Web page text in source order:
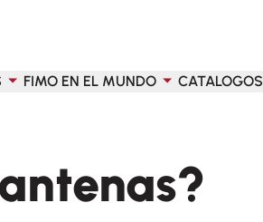
FIMO EN EL MUNDO CATALOGOS